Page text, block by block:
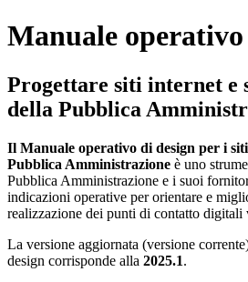
Manuale
Progettare siti internet e
della Pubblica
Il Manuale operativo di design per i
Pubblica Amministrazione è uno
Pubblica Amministrazione e i suoi
indicazioni operative per orientare e
realizzazione dei punti di contatto digitali
La versione aggiornata (versione
design corrisponde alla 2025.1.